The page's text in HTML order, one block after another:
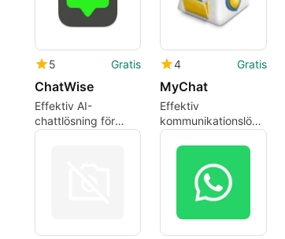
5 Gratis
ChatWise
Effektiv AI-
chattlösning för
Mac-användare
4 Gratis
MyChat
Effektiv
kommunikationslösning
för företag